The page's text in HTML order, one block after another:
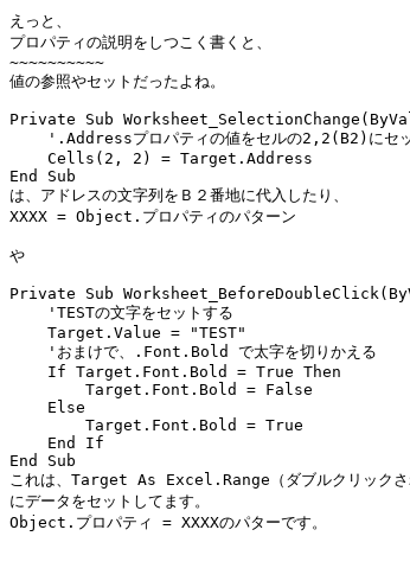
えっと、
プロパティの説明をしつこく書くと、
~~~~~~~~~~
値の参照やセットだったよね。
Private Sub
'.Addressプロパティの値をセルの2,2(B2)にセ
    Cells(2, 2) = Target.Address
End Sub
は、アドレスの文字列をＢ２番地に代入したり、
XXXX = Object.プロパティのパターン
や
Private Sub
    'TESTの文字をセットする
    Target.Value = "TEST"
    'おまけで、.Font.Bold で太字を切りかえる
    If Target.Font.Bold = True Then
        Target.Font.Bold = False
    Else
        Target.Font.Bold = True
    End If
End Sub
これは、Target As Excel.Range（ダブルクリックさ
にデータをセットしてます。
Object.プロパティ = XXXXのパターです。